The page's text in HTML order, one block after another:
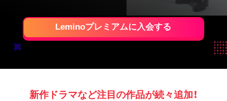
Leminoプレミアムに入会する
新作ドラマなど注目の作品が続々追加！